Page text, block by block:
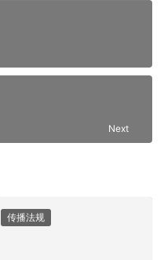
Next
传播法规